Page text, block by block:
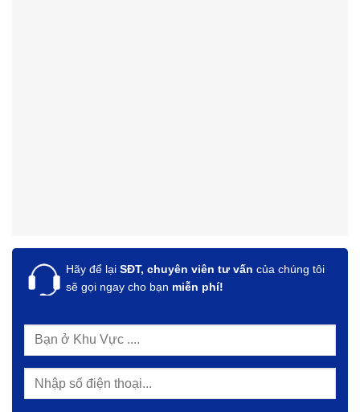
Hãy để lại SĐT, chuyên viên tư vấn của chúng tôi
sẽ gọi ngay cho bạn miễn phí!